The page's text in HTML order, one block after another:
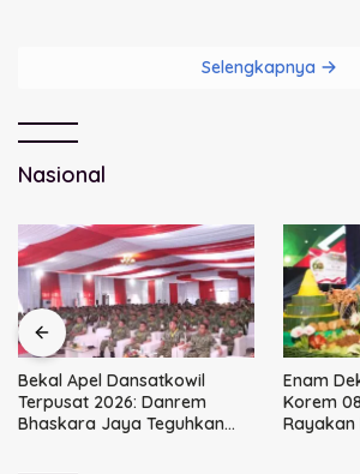
Selengkapnya
Nasional
Bekal Apel Dansatkowil
Terpusat 2026: Danrem
Bhaskara Jaya Teguhkan
Enam
Korem
Rayakan